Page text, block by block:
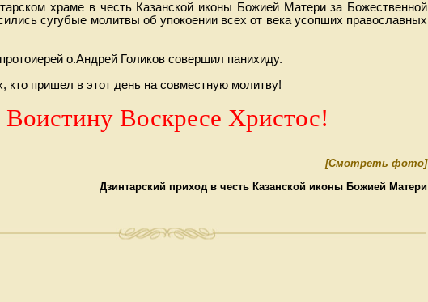
храме в честь Казанской иконы Божией Матери за Божественной
сугубые молитвы об упокоении всех от века усопших православных
о.Андрей Голиков совершил панихиду.
кто пришел в этот день на совместную молитву!
Воистину Воскресе Христос!
[Смотреть фото]
Дзинтарский приход в честь Казанской иконы Божией Матери